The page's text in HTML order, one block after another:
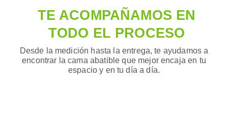
TE ACOMPAÑAMOS EN
TODO EL PROCESO
Desde la medición hasta la entrega, te ayudamos a
encontrar la cama abatible que mejor encaja en tu
espacio y en tu día a día.